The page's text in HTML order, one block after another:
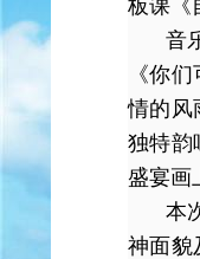
板课《
音
《你
情的风
独特韵
盛宴画
本
神面貌